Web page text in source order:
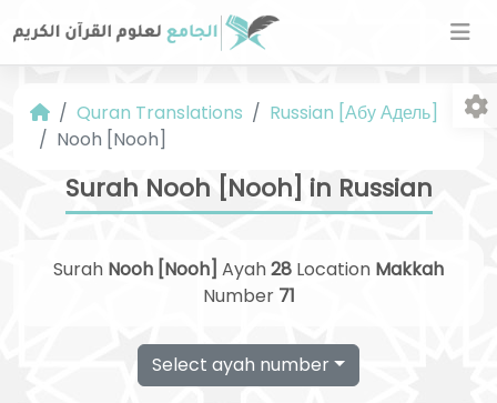
Quran Translations
Russian [Абу Адель]
Nooh [Nooh]
Surah Nooh [Nooh] in Russian
Surah Nooh [Nooh] Ayah28 Location Makkah
Number 71
Select ayah number